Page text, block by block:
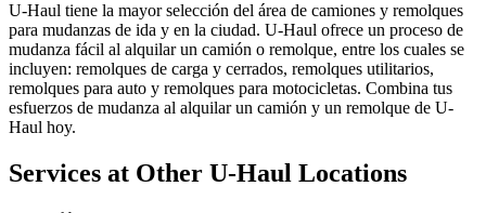
U-Haul tiene la mayor selección del área de camiones y remolques
para mudanzas de ida y en la ciudad. U-Haul ofrece un proceso de
mudanza fácil al alquilar un camión o remolque, entre los cuales se
incluyen: remolques de carga y cerrados, remolques utilitarios,
remolques para auto y remolques para motocicletas. Combina tus
esfuerzos de mudanza al alquilar un camión y un remolque de U-
Haul hoy.
Services at Other U-Haul Locations